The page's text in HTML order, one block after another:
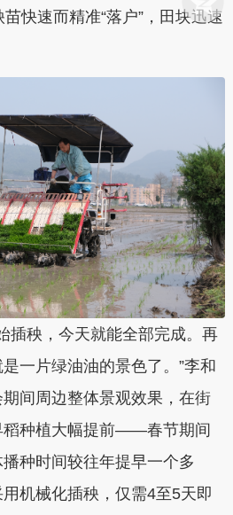
快速而精准“落户”，田块迅速
秧，今天就能全部完成。再
一片绿油油的景色了。”李和
间周边整体景观效果，在街
稻种植大幅提前——春节期间
种时间较往年提早一个多
机械化插秧，仅需4至5天即